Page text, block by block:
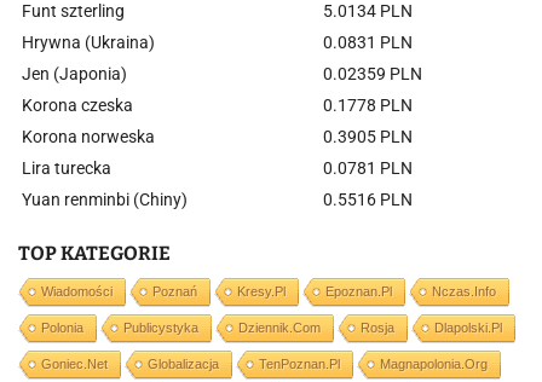
Funt szterling
5.0134 PLN
Hrywna (Ukraina)
0.0831 PLN
Jen (Japonia)
0.02359 PLN
Korona czeska
0.1778 PLN
Korona norweska
0.3905 PLN
Lira turecka
0.0781 PLN
Yuan renminbi (Chiny)
0.5516 PLN
TOP KATEGORIE
Wiadomości Poznań Kresy.pl Epoznan.pl Nczas.info
Polonia Publicystyka Dziennik.com Rosja Dlapolski.pl
Goniec.net Globalizacja TenPoznan.pl Magnapolonia.org